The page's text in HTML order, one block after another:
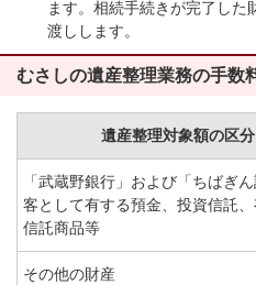
ます。相続手続きが完了した
渡しします。
むさしの遺産整理業務の手数
遺産整理対象額の区分
「武蔵野銀行」および「ちばぎ
客として有する預金、投資信託、
信託商品等
その他の財産